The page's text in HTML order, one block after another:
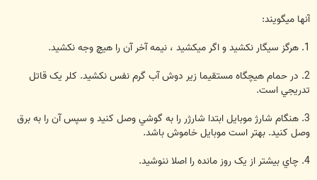
آنها ميگويند:
1. هرگز سيگار نکشيد و اگر ميکشيد ، نيمه آخر آن را هيچ وجه نکشيد.
2. در حمام هيچگاه مستقيما زير دوش آب گرم نفس نکشيد. کلر يک قاتل
تدريجي است.
3. هنگام شارژ موبايل ابتدا شارژر را به گوشي وصل کنيد و سپس آن را به برق
وصل کنيد. بهتر است موبايل خاموش باشد.
4. چاي بيشتر از يک روز مانده را اصلا ننوشيد.